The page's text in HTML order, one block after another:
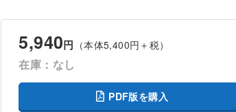
5,940円 （本体5,400円＋税）
在庫：なし
PDF版を購入